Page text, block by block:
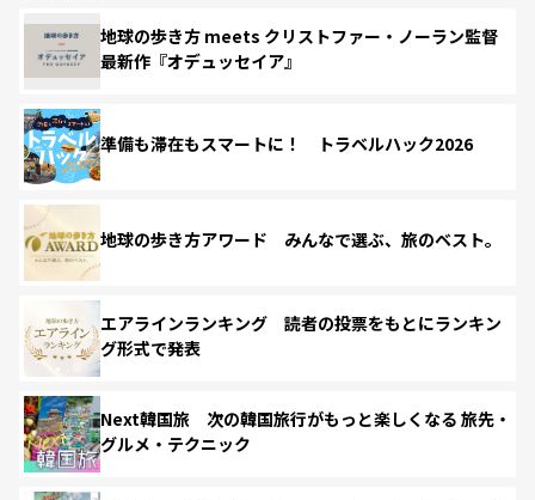
地球の歩き方 meets クリストファー・ノーラン監督
最新作『オデュッセイア』
準備も滞在もスマートに！ トラベルハック2026
地球の歩き方アワード みんなで選ぶ、旅のベスト。
エアラインランキング 読者の投票をもとにランキン
グ形式で発表
Next韓国旅 次の韓国旅行がもっと楽しくなる 旅先・
グルメ・テクニック